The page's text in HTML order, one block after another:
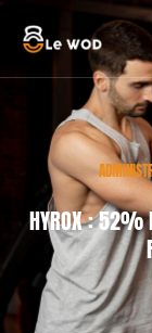
HYROX : 52%